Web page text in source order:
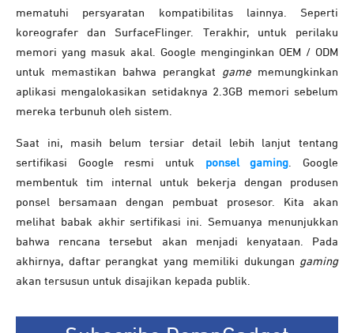
mematuhi persyaratan kompatibilitas lainnya. Seperti
koreografer dan SurfaceFlinger. Terakhir, untuk perilaku
memori yang masuk akal. Google menginginkan OEM / ODM
untuk memastikan bahwa perangkat game memungkinkan
aplikasi mengalokasikan setidaknya 2.3GB memori sebelum
mereka terbunuh oleh sistem.
Saat ini, masih belum tersiar detail lebih lanjut tentang
sertifikasi Google resmi untuk ponsel gaming . Google
membentuk tim internal untuk bekerja dengan produsen
ponsel bersamaan dengan pembuat prosesor. Kita akan
melihat babak akhir sertifikasi ini. Semuanya menunjukkan
bahwa rencana tersebut akan menjadi kenyataan. Pada
akhirnya, daftar perangkat yang memiliki dukungan gaming
akan tersusun untuk disajikan kepada publik.